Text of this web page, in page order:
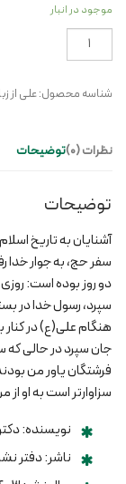
موجود در انبار
از
علی
زندگانی
علی
(ع)
(ویراست
جدید)
شناسه محصول:علی از
توضیحات نظرات (0)
توضیحات
آشنایان به تاریخ
سفر حج، به جوار خدا
دو روز بوده است:
سپرد، رسول خدا در
هنگام علی(ع) در کنار
جان سپرد در حالی که
فرشتگان یاور من
سز‌اوارتر است به او
نویسنده:
ناشر: دفتر